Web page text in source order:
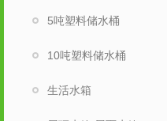
5吨塑料储水桶
10吨塑料储水桶
生活水箱